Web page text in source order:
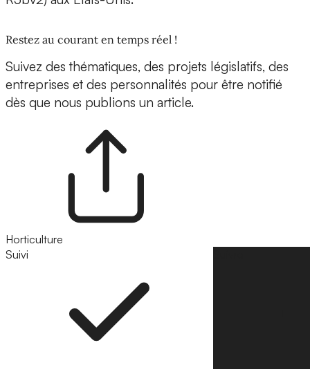
Restez au courant en temps réel !
Suivez des thématiques, des projets législatifs, des
entreprises et des personnalités pour être notifié
dès que nous publions un article.
Horticulture
Suivi